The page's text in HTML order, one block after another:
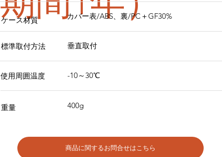
商品に関するお問合せはこちら
ケース材質
標準取付方法
使用周囲温度
重量
カバー表/ABS、裏/PC＋GF30%
垂直取付
-10～30℃
400g